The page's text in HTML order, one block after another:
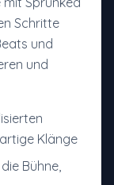
Schritte
und
und
Klänge
Bühne,